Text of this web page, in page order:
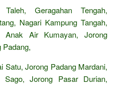
Geragahan Tengah,
Nagari Kampung Tangah,
Anak Air Kumayan, Jorong
Padang,
Satu, Jorong Padang Mardani,
Jorong Pasar Durian,